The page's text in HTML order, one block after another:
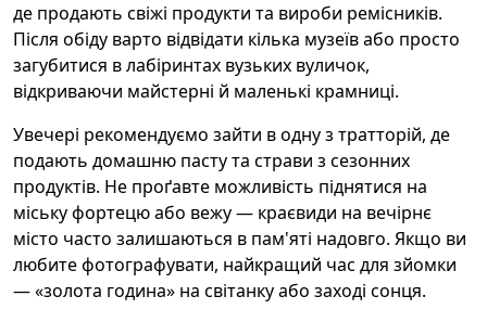
де продають свіжі продукти та вироби ремісників.
Після обіду варто відвідати кілька музеїв або просто
загубитися в лабіринтах вузьких вуличок,
відкриваючи майстерні й маленькі крамниці.
Увечері рекомендуємо зайти в одну з тратторій, де
подають домашню пасту та страви з сезонних
продуктів. Не проґавте можливість піднятися на
міську фортецю або вежу — краєвиди на вечірнє
місто часто залишаються в пам'яті надовго. Якщо ви
любите фотографувати, найкращий час для зйомки
— «золота година» на світанку або заході сонця.